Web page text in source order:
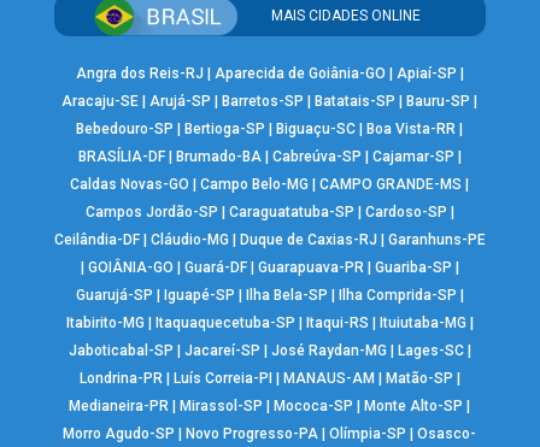
MAIS CIDADES ONLINE
Angra dos Reis-RJ Aparecida de Goiânia-GO Apiaí-SP
Aracaju-SE |Arujá-SP Barretos-SP Batatais-SP Bauru-SP
Bebedouro-SP
Bertioga-SP Biguaçu-SC Boa Vista-RR
BRASÍLIA-DF| Brumado-BA| Cabreúva-SP Cajamar-SP
Caldas Novas-GO
|Campo Belo-MG |CAMPO GRANDE-MS
Campos Jordão-SP
Caraguatatuba-SP Cardoso-SP
Ceilândia-DF| Cláudio-MG Duque de Caxias-RJ
Garanhuns-PE
GOIÂNIA-GO Guará-DF| Guarapuava-PR| Guariba-SP
Guarujá-SP
Iguapé-SP Ilha Bela-SP Ilha Comprida-SP
Itabirito-MG
Itaquaquecetuba-SP Itaqui-RS Ituiutaba-MG
Jaboticabal-SP
Jacareí-SP José Raydan-MG Lages-SC|
Londrina-PR| Luís Correia-PI MANAUS-AM Matão-SP
Medianeira-PR
Mirassol-SP Mococa-SP Monte Alto-SP
Morro Agudo-SP
Novo Progresso-PA |Olímpia-SP |Osasco-